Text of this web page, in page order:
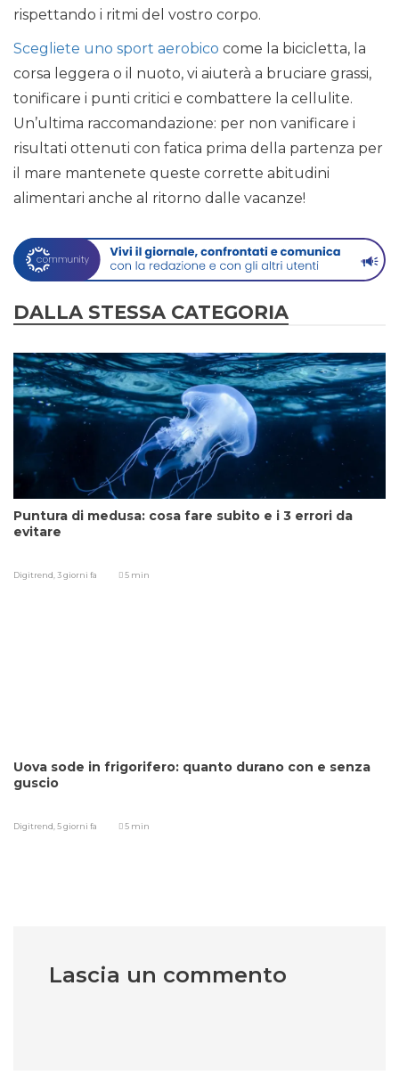
rispettando i ritmi del vostro corpo.
Scegliete uno sport aerobico come la bicicletta, la
corsa leggera o il nuoto, vi aiuterà a bruciare grassi,
tonificare i punti critici e combattere la cellulite.
Un’ultima raccomandazione: per non vanificare i
risultati ottenuti con fatica prima della partenza per
il mare mantenete queste corrette abitudini
alimentari anche al ritorno dalle vacanze!
DALLA STESSA CATEGORIA
Puntura di medusa: cosa fare subito e i 3 errori da
evitare
Digitrend,3 giorni fa 5 min
Uova sode in frigorifero: quanto durano con e senza
guscio
Digitrend,5 giorni fa 5 min
Lascia un commento